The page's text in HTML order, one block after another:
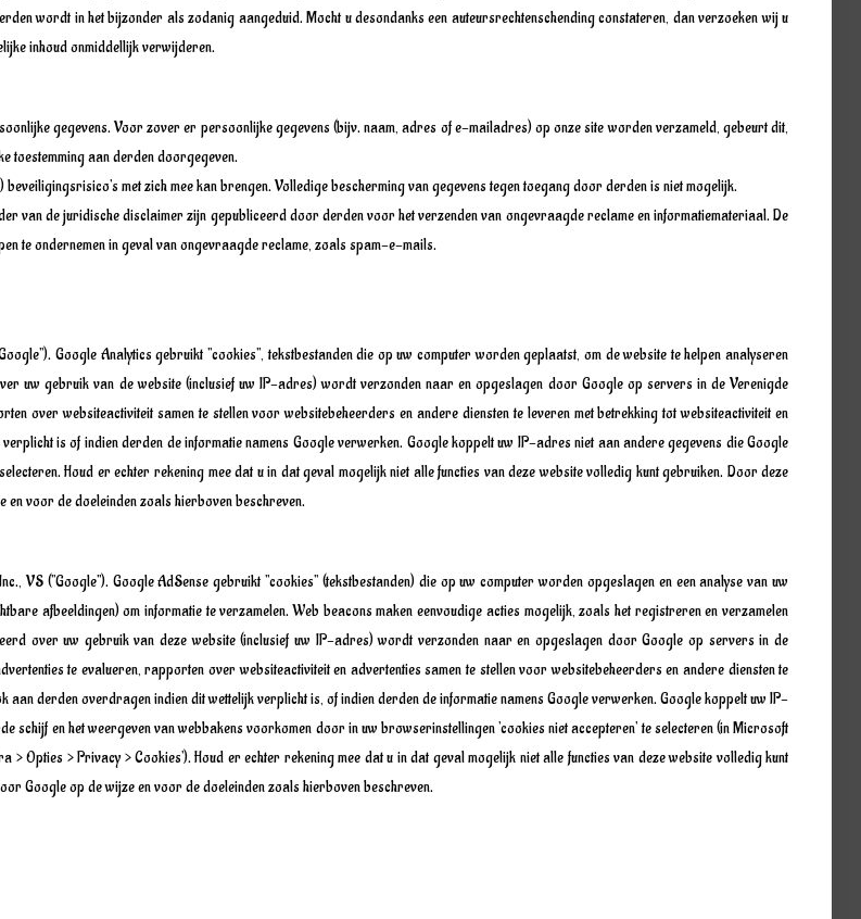
wordt in het bijzonder als zodanig aangeduid. Mocht u desondanks een auteursrechtenschending constateren, dan verzoeken wij u
inhoud onmiddellijk verwijderen.
gegevens. Voor zover er persoonlijke gegevens (bijv. naam, adres of e-mailadres) op onze site worden verzameld, gebeurt dit,
toestemming aan derden doorgegeven.
met zich mee kan brengen. Volledige bescherming van gegevens tegen toegang door derden is niet mogelijk.
van de juridische disclaimer zijn gepubliceerd door derden voor het verzenden van ongevraagde reclame en informatiemateriaal. De
te ondernemen in geval van ongevraagde reclame, zoals spam-e-mails.
Google Analytics gebruikt "cookies", tekstbestanden die op uw computer worden geplaatst, om de website te helpen analyseren
uw gebruik van de website (inclusief uw IP-adres) wordt verzonden naar en opgeslagen door Google op servers in de Verenigde
over websiteactiviteit samen te stellen voor websitebeheerders en andere diensten te leveren met betrekking tot websiteactiviteit en
is of indien derden de informatie namens Google verwerken. Google koppelt uw IP-adres niet aan andere gegevens die Google
Houd er echter rekening mee dat u in dat geval mogelijk niet alle functies van deze website volledig kunt gebruiken. Door deze
en voor de doeleinden zoals hierboven beschreven.
VS ("Google"). Google AdSense gebruikt "cookies" (tekstbestanden) die op uw computer worden opgeslagen en een analyse van uw
afbeeldingen) om informatie te verzamelen. Web beacons maken eenvoudige acties mogelijk, zoals het registreren en verzamelen
over uw gebruik van deze website (inclusief uw IP-adres) wordt verzonden naar en opgeslagen door Google op servers in de
te evalueren, rapporten over websiteactiviteit en advertenties samen te stellen voor websitebeheerders en andere diensten te
derden overdragen indien dit wettelijk verplicht is, of indien derden de informatie namens Google verwerken. Google koppelt uw IP-
schijf en het weergeven van webbakens voorkomen door in uw browserinstellingen 'cookies niet accepteren' te selecteren (in Microsoft
Opties > Privacy > Cookies'). Houd er echter rekening mee dat u in dat geval mogelijk niet alle functies van deze website volledig kunt
Google op de wijze en voor de doeleinden zoals hierboven beschreven.